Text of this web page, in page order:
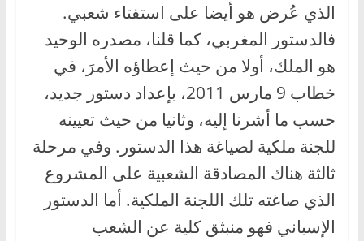
الذي عُرض هو أيضا على استفتاء شعبي.
فالدستور المغربي، كما قلنا، مصدره الوحيد
هو الملك، أولا من حيث إعطاؤه الأمرَ، في
خطاب 9 مارس 2011، بإعداد دستور جديد،
حسب ما أشرنا إليه، وثانيا من حيث تعيينه
للجنة ملكية لصياغة هذا الدستور. وفي مرحلة
ثالثة هناك المصادقة الشعبية على المشروع
الذي صاغته تلك اللجنة الملكية. أما الدستور
الإسباني فهو منبثق كلية عن الشعب